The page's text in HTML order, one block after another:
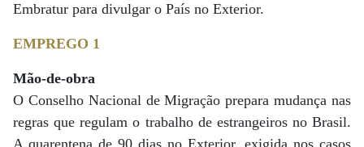
Embratur para divulgar o País no Exterior.
EMPREGO 1
Mão-de-obra
O Conselho Nacional de Migração prepara mudança nas
regras que regulam o trabalho de estrangeiros no Brasil.
A quarentena de 90 dias no Exterior, exigida nos casos